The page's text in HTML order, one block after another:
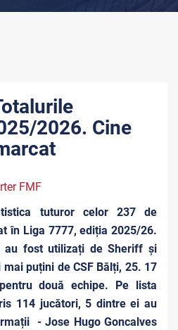
2026. Cine
FMF
tuturor celor 237 de
în Liga 7777, ediția 2025/26.
fost utilizați de Sheriff și
puțini de CSF Bălți, 25. 17
două echipe. Pe lista
114 jucători, 5 dintre ei au
- Jose Hugo Goncalves